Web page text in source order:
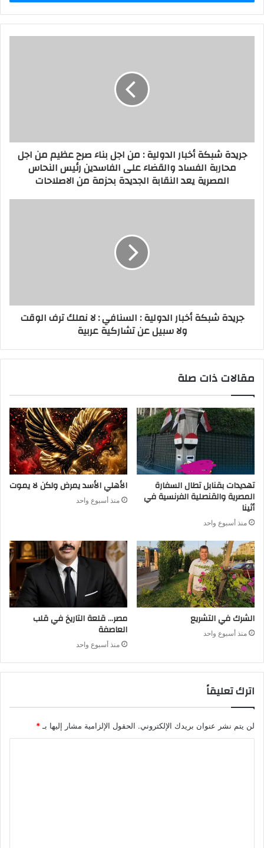
جريدة شبكة أخبار الدولية : من اجل بناء صرح عظيم من اجل
محاربة الفساد والقضاء على الفاسدين رئيس النحاس
المصرية يعد النقابة الجديدة بحزمة من الاصلاحات
جريدة شبكة أخبار الدولية : السنافي : لا نملك ترف الوقت
ولا سبيل عن تشاركية عربية
مقالات ذات صلة
تهديدات بقنابل تطال السفارة
المصرية والقنصلية الفرنسية في
أثينا
منذ أسبوع واحد
الأهلي الأسد يمرض ولكن لا يموت
منذ أسبوع واحد
الشرك في التشريع
منذ أسبوع واحد
مصر… قلعة التاريخ في قلب
العاصفة
منذ أسبوع واحد
اترك تعليقاً
لن يتم نشر عنوان بريدك الإلكتروني. الحقول الإلزامية مشار إليها بـ *